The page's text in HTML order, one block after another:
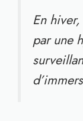
En
par une